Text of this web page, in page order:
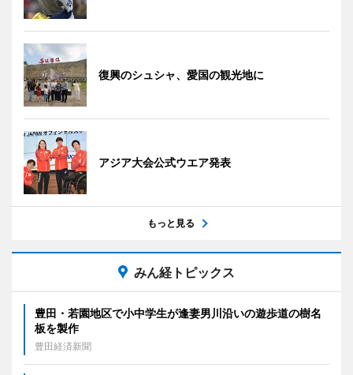
復興のシュシャ、愛国の観光地に
アジア大会公式ウエア発表
もっと見る
みん経トピックス
豊田・若園地区で小中学生が逢妻男川沿いの遊歩道の樹名
板を製作
豊田経済新聞